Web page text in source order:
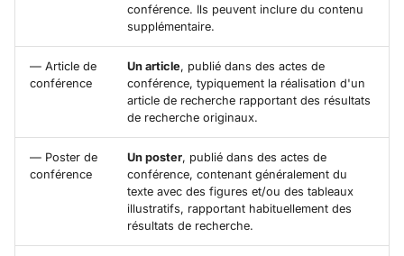
conférence. Ils peuvent inclure du contenu
supplémentaire.
— Article de
conférence
Un article, publié dans des actes de
conférence, typiquement la réalisation d'un
article de recherche rapportant des résultats
de recherche originaux.
— Poster de
conférence
Un poster, publié dans des actes de
conférence, contenant généralement du
texte avec des figures et/ou des tableaux
illustratifs, rapportant habituellement des
résultats de recherche.